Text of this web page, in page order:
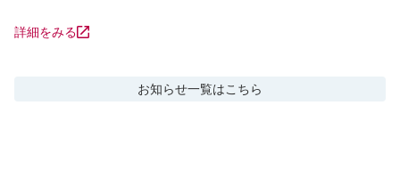
詳細をみる
お知らせ一覧はこちら